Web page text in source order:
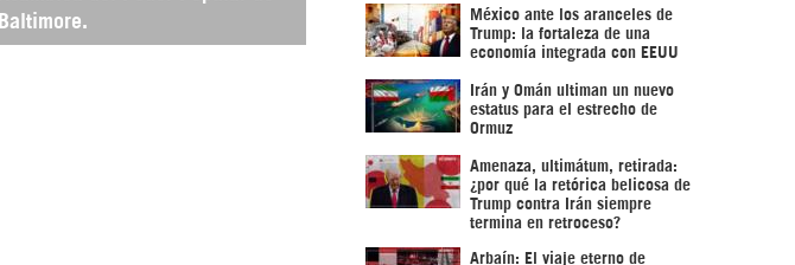
Baltimore.
México ante los aranceles de
Trump: la fortaleza de una
economía integrada con EEUU
Irán y Omán ultiman un nuevo
estatus para el estrecho de
Ormuz
Amenaza, ultimátum, retirada:
¿por qué la retórica belicosa de
Trump contra Irán siempre
termina en retroceso?
Arbaín: El viaje eterno de